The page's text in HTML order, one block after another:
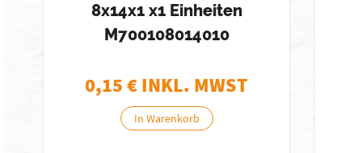
8x14x1 x1 Einheiten
M700108014010
0,15 € INKL. MWST
In Warenkorb